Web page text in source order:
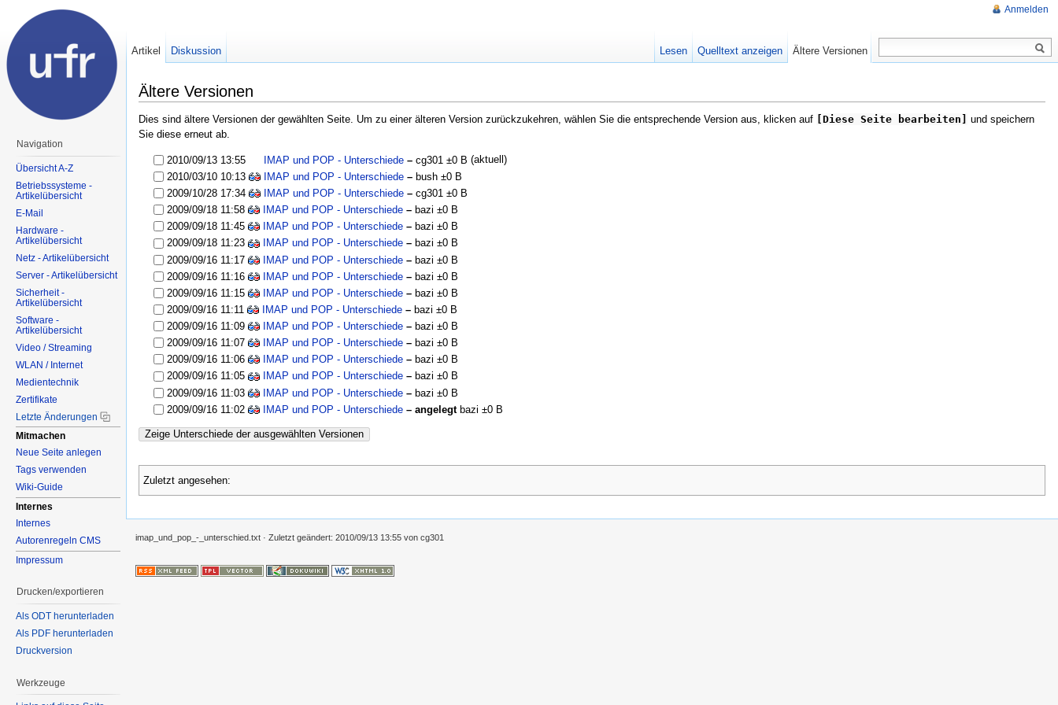
Ältere Versionen
Dies sind ältere Versionen der gewählten Seite. Um zu einer älteren Version zurückzukehren, wählen Sie die entsprechende Version aus, klicken auf [Diese Seite bearbeiten]
und speichern
Sie diese erneut ab.
2010/09/13 13:55 IMAP und POP - Unterschiede –cg301 ±0 B (aktuell)
2010/03/10 10:13
IMAP und POP - Unterschiede – bush ±0 B
2009/10/28 17:34
IMAP und POP - Unterschiede –cg301 ±0 B
2009/09/18 11:58
IMAP und POP - Unterschiede – bazi ±0 B
2009/09/18 11:45
IMAP und POP - Unterschiede – bazi ±0 B
2009/09/18 11:23
IMAP und POP - Unterschiede – bazi ±0 B
2009/09/16 11:17
IMAP und POP - Unterschiede –bazi ±0 B
2009/09/16 11:16
IMAP und POP - Unterschiede – bazi ±0 B
2009/09/16 11:15
IMAP und POP - Unterschiede – bazi ±0 B
2009/09/16 11:11
IMAP und POP - Unterschiede – bazi ±0 B
2009/09/16 11:09
IMAP und POP - Unterschiede – bazi ±0 B
2009/09/16 11:07
IMAP und POP - Unterschiede – bazi ±0 B
2009/09/16 11:06
IMAP und POP - Unterschiede – bazi ±0 B
2009/09/16 11:05
IMAP und POP - Unterschiede – bazi ±0 B
2009/09/16 11:03
IMAP und POP - Unterschiede –bazi ±0 B
2009/09/16 11:02
IMAP und POP - Unterschiede – angelegt bazi ±0 B
Zeige Unterschiede der ausgewählten Versionen
Zuletzt angesehen:
Anmelden
Artikel Diskussion Lesen Quelltext anzeigen Ältere Versionen
Navigation
Übersicht A-Z
Betriebssysteme -
Artikelübersicht
E-Mail
Hardware -
Artikelübersicht
Netz - Artikelübersicht
Server - Artikelübersicht
Sicherheit -
Artikelübersicht
Software -
Artikelübersicht
Video / Streaming
WLAN / Internet
Medientechnik
Zertifikate
Letzte Änderungen
Mitmachen
Neue Seite anlegen
Tags verwenden
Wiki-Guide
Internes
Internes
Autorenregeln CMS
Impressum
Drucken/exportieren
Als ODT herunterladen
Als PDF herunterladen
Druckversion
Werkzeuge
imap_und_pop_-_unterschied.txt · Zuletzt geändert: 2010/09/13 13:55 von cg301